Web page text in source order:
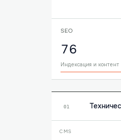
SEO
76
Индексация и контент
01
CMS